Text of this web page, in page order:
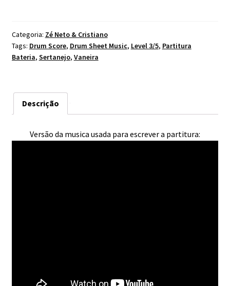
Zé
Neto
&
Categoria: Zé Neto & Cristiano
Tags: Drum Score, Drum Sheet Music, Level 3/5, Partitura
Bateria, Sertanejo, Vaneira
Descrição
Versão da musica usada para escrever a partitura: